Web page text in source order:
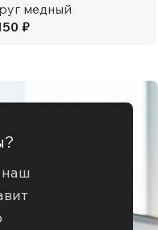
медный
₽
наш